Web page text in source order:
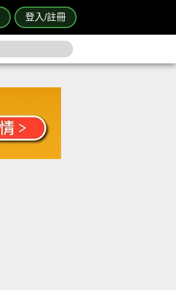
登入/註冊